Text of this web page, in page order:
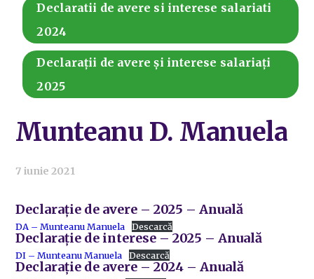
Declaratii de avere si interese salariati
2024
Declarații de avere și interese salariați
2025
Munteanu D. Manuela
7 iunie 2021
Declarație de avere – 2025 – Anuală
DA – Munteanu Manuela Descarcă
Declarație de interese – 2025 – Anuală
DI – Munteanu Manuela Descarcă
Declarație de avere – 2024 – Anuală